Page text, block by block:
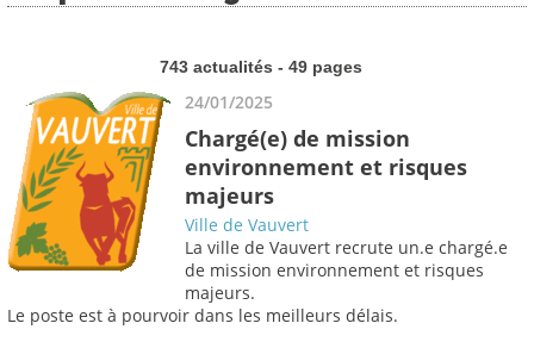
743 actualités - 49 pages
24/01/2025
Chargé(e) de mission
environnement et risques
majeurs
Ville de Vauvert
La ville de Vauvert recrute un.e chargé.e
de mission environnement et risques
majeurs.
Le poste est à pourvoir dans les meilleurs délais.